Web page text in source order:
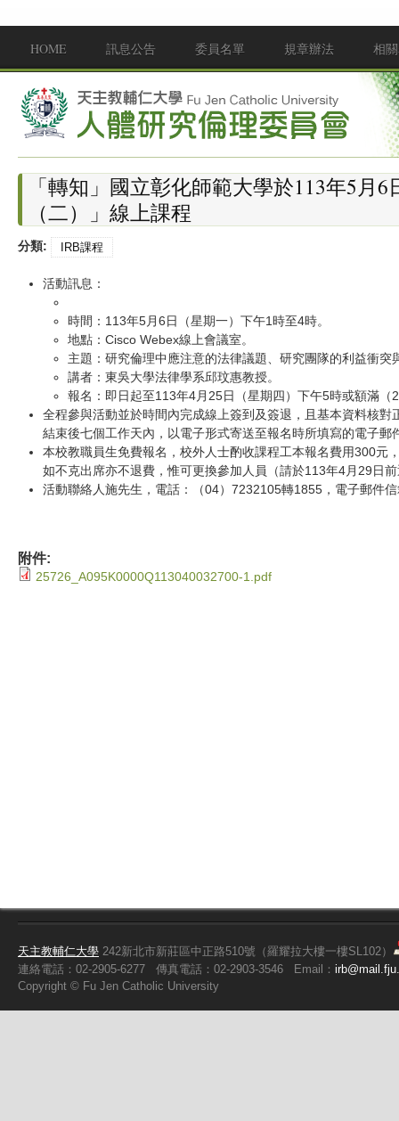
Main menu
HOME 訊息公告 委員名單 規章辦法 相
「轉知」國立彰化師範大學於113年5月
（二）」線上課程
分類: IRB課程
活動訊息：
時間：113年5月6日（星期一）下午1時至4時。
地點：Cisco Webex線上會議室。
主題：研究倫理中應注意的法律議題、研究團隊的利益衝突
講者：東吳大學法律學系邱玟惠教授。
報名：即日起至113年4月25日（星期四）下午5時或額滿（
全程參與活動並於時間內完成線上簽到及簽退，且基本資料核
結束後七個工作天內，以電子形式寄送至報名時所填寫的電子郵
本校教職員生免費報名，校外人士酌收課程工本報名費用300元
如不克出席亦不退費，惟可更換參加人員（請於113年4月29日
活動聯絡人施先生，電話：（04）7232105轉1855，電子郵件
附件:
25726_A095K0000Q113040032700-1.pdf
天主教輔仁大學 242新北市新莊區中正路510號（羅耀拉大樓一樓SL102）
連絡電話：02-2905-6277
傳真電話：02-2903-3546 Email：
Copyright © Fu Jen Catholic University